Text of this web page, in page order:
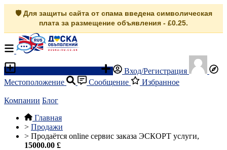
🛡️ Для защиты сайта от спама введена символическая
плата за размещение объявления - £0.25.
Вход/Регистрация
Местоположение
Сообщение Избранное
Компании Блог
Главная
> Продажи
> Продаётся online сервис заказа ЭСКОРТ услуги,
15000.00 £